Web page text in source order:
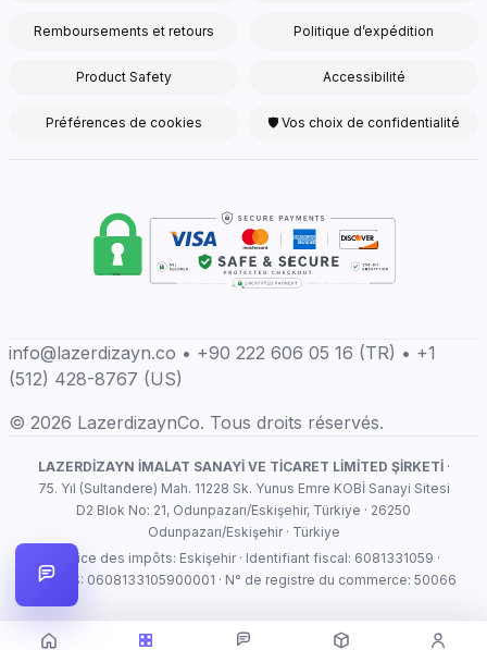
Remboursements et retours Politique d’expédition
Product Safety Accessibilité
Préférences de cookies 🛡 Vos choix de confidentialité
info@lazerdizayn.co • +90 222 606 05 16 (TR) • +1
(512) 428-8767 (US)
© 2026 LazerdizaynCo. Tous droits réservés.
LAZERDİZAYN İMALAT SANAYİ VE TİCARET LİMİTED ŞİRKETİ·
75. Yıl (Sultandere) Mah. 11228 Sk. Yunus Emre KOBİ Sanayi Sitesi
D2 Blok No: 21, Odunpazarı/Eskişehir, Türkiye · 26250
Odunpazarı/Eskişehir · Türkiye
Service des impôts: Eskişehir · Identifiant fiscal: 6081331059 ·
MERSIS: 0608133105900001 · N° de registre du commerce: 50066